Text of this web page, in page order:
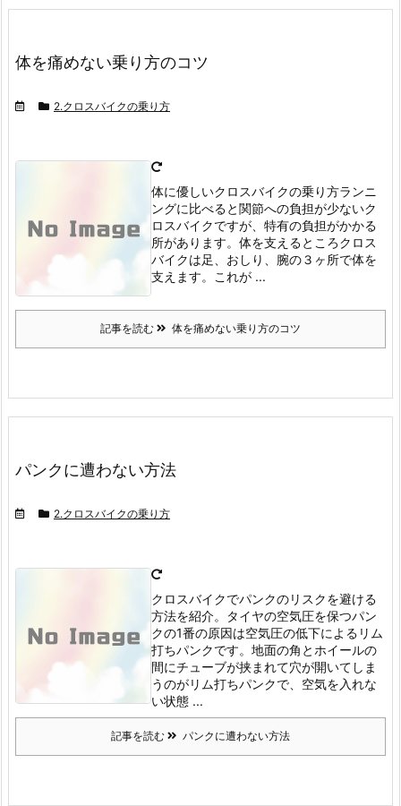
体を痛めない乗り方のコツ
2.クロスバイクの乗り方
体に優しいクロスバイクの乗り方ランニ
ングに比べると関節への負担が少ないク
ロスバイクですが、特有の負担がかかる
所があります。 体を支えるところクロス
バイクは足、おしり、腕の３ヶ所で体を
支えます。
これが ...
記事を読む 体を痛めない乗り方のコツ
パンクに遭わない方法
2.クロスバイクの乗り方
クロスバイクでパンクのリスクを避ける
方法を紹介。タイヤの空気圧を保つパン
クの1番の原因は空気圧の低下によるリム
打ちパンクです。 地面の角とホイールの
間にチューブが挟まれて穴が開いてしま
うのがリム打ちパンクで、空気を入れな
い状態 ...
記事を読む パンクに遭わない方法